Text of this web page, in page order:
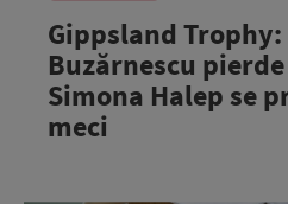
Gippsland
Buzărnescu
Simona Halep se
meci